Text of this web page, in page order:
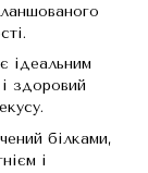
ідеальним
здоровий
білками,
і